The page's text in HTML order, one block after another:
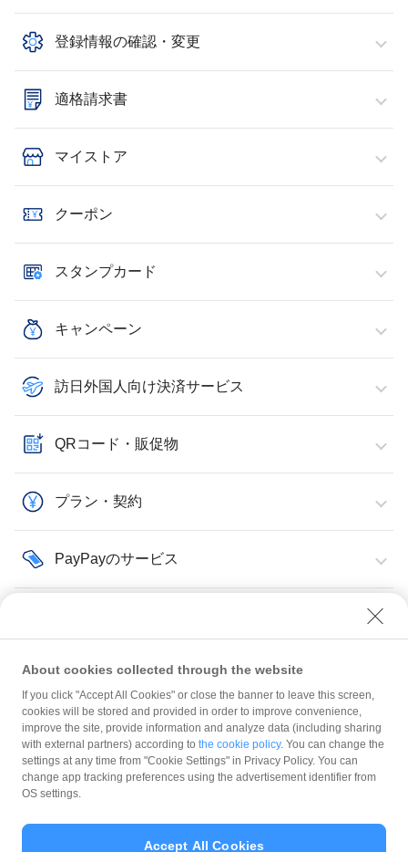
登録情報の確認・変更
適格請求書
マイストア
クーポン
スタンプカード
キャンペーン
訪日外国人向け決済サービス
QRコード・販促物
プラン・契約
PayPayのサービス
規約
ガイドライン
About cookies collected through the website
If you click "Accept All Cookies" or close the banner to leave this screen,
cookies will be stored and provided in order to improve convenience,
improve the site, provide information and analyze data (including sharing
with external partners) according to the cookie policy. You can change the
settings at any time from "Cookie Settings" in Privacy Policy. You can
change app tracking preferences using the advertisement identifier from
OS settings.
Accept All Cookies